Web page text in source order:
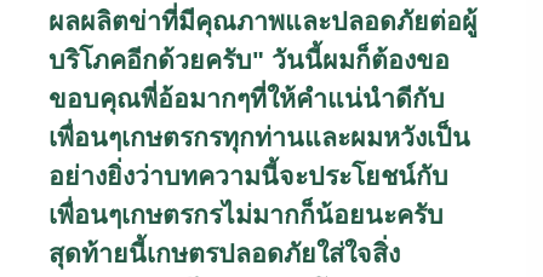
ผลผลิตข่าที่มีคุณภาพและปลอดภัยต่อผู้
บริโภคอีกด้วยครับ" วันนี้ผมก็ต้องขอ
ขอบคุณพี่อ้อมากๆที่ให้คำแน่นำดีกับ
เพื่อนๆเกษตรกรทุกท่านและผมหวังเป็น
อย่างยิ่งว่าบทความนี้จะประโยชน์กับ
เพื่อนๆเกษตรกรไม่มากก็น้อยนะครับ
สุดท้ายนี้เกษตรปลอดภัยใส่ใจสิ่ง